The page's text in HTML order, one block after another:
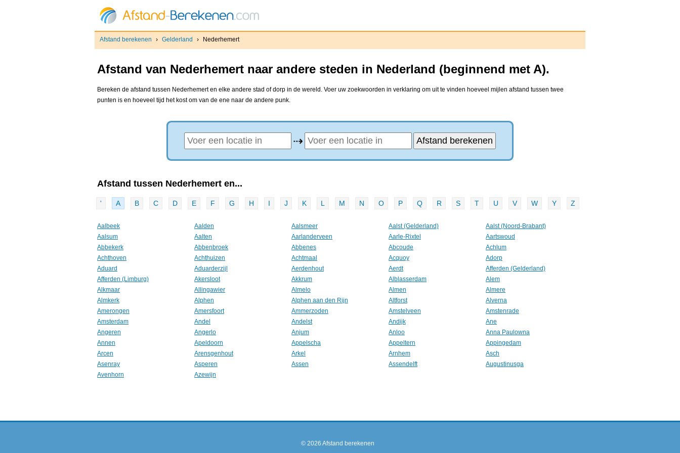
Afstand berekenen › Gelderland › Nederhemert
Afstand van Nederhemert naar andere steden in Nederland (beginnend met A).
Bereken de afstand tussen Nederhemert en elke andere stad of dorp in de wereld. Voer uw zoekwoorden in verklaring om uit te vinden hoeveel mijlen afstand tussen twee
punten is en hoeveel tijd het kost om van de ene naar de andere punk.
⇢
Afstand tussen Nederhemert en...
' A B C D E F G H I J K L M N O P Q R S T U V W Y Z
Aalbeek Aalden Aalsmeer Aalst (Gelderland)
Aalst (Noord-Brabant)
Aalsum
Aalten Aarlanderveen Aarle-Rixtel
Aartswoud
Abbekerk
Abbenbroek Abbenes Abcoude
Achlum
Achthoven
Achthuizen Achtmaal Acquoy
Adorp
Aduard
Aduarderzijl Aerdenhout Aerdt
Afferden (Gelderland)
Afferden (Limburg)
Akersloot Akkrum Alblasserdam
Alem
Alkmaar
Allingawier Almelo Almen
Almere
Almkerk
Alphen Alphen aan den Rijn Altforst
Alverna
Amerongen
Amersfoort Ammerzoden Amstelveen
Amstenrade
Amsterdam
Andel Andelst Andijk
Ane
Angeren
Angerlo Anjum Anloo
Anna Paulowna
Annen
Apeldoorn Appelscha Appeltern
Appingedam
Arcen
Arensgenhout Arkel Arnhem
Asch
Asenray
Asperen Assen Assendelft
Augustinusga
Avenhorn
Azewijn
© 2026 Afstand berekenen